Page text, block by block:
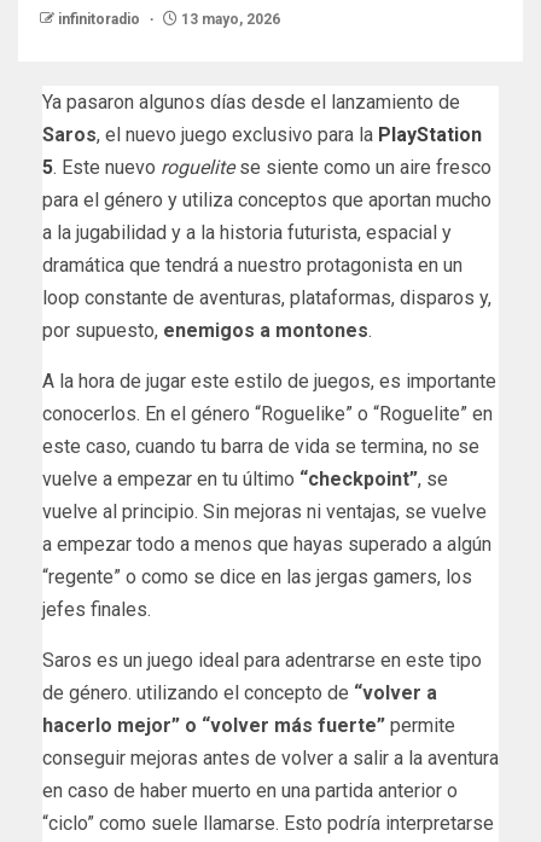
infinitoradio 13 mayo, 2026
Ya pasaron algunos días desde el lanzamiento de
Saros, el nuevo juego exclusivo para la PlayStation
5. Este nuevo roguelitese siente como un aire fresco
para el género y utiliza conceptos que aportan mucho
a la jugabilidad y a la historia futurista, espacial y
dramática que tendrá a nuestro protagonista en un
loop constante de aventuras, plataformas, disparos y,
por supuesto, enemigos a montones.
A la hora de jugar este estilo de juegos, es importante
conocerlos. En el género “Roguelike” o “Roguelite” en
este caso, cuando tu barra de vida se termina, no se
vuelve a empezar en tu último “checkpoint”, se
vuelve al principio. Sin mejoras ni ventajas, se vuelve
a empezar todo a menos que hayas superado a algún
“regente” o como se dice en las jergas gamers, los
jefes finales.
Saros es un juego ideal para adentrarse en este tipo
de género. utilizando el concepto de “volver a
hacerlo mejor” o “volver más fuerte” permite
conseguir mejoras antes de volver a salir a la aventura
en caso de haber muerto en una partida anterior o
“ciclo” como suele llamarse. Esto podría interpretarse